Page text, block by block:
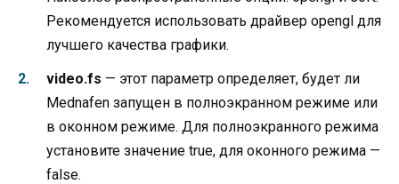
Рекомендуется использовать драйвер opengl для
лучшего качества графики.
video.fs — этот параметр определяет, будет ли
Mednafen запущен в полноэкранном режиме или
в оконном режиме. Для полноэкранного режима
установите значение true, для оконного режима —
false.